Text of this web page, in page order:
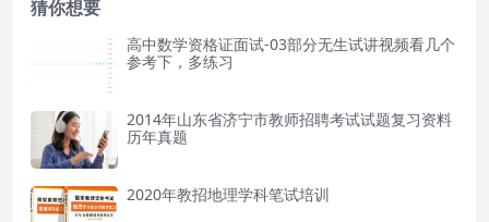
猜你想要
高中数学资格证面试-03部分无生试讲视频看几个
参考下，多练习
2014年山东省济宁市教师招聘考试试题复习资料
历年真题
2020年教招地理学科笔试培训